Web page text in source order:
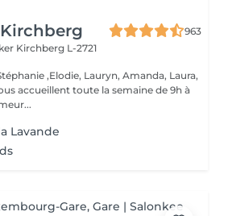
963
Kirchberg L-2721
,Elodie, Lauryn, Amanda, Laura,
Lavande